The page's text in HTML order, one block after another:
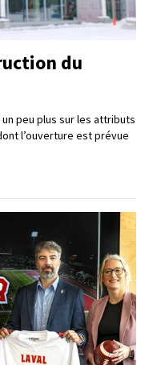
du
peu plus sur les attributs
l’ouverture est prévue